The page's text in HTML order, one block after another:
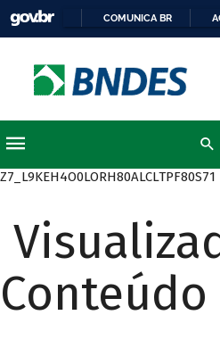
COMUNICA BR
Z7_L9KEH4O0LORH80ALCLTPF80S71
Conteúdo